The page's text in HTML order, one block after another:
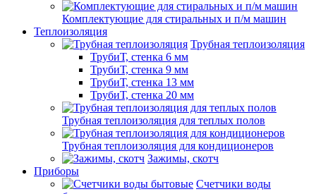
Комплектующие для стиральных и п/м машин
Теплоизоляция
Трубная теплоизоляция
ТрубиТ, стенка 6 мм
ТрубиТ, стенка 9 мм
ТрубиТ, стенка 13 мм
ТрубиТ, стенка 20 мм
Трубная теплоизоляция для теплых полов
Трубная теплоизоляция для кондиционеров
Зажимы, скотч
Приборы
Счетчики воды